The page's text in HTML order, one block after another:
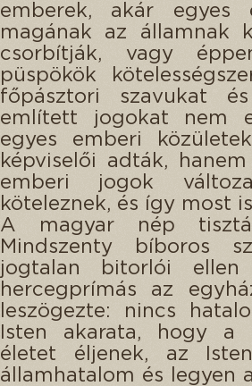
emberek, akár egyes
magának az államnak
csorbítják, vagy
püspökök
főpásztori szavukat
említett jogokat nem
egyes emberi
képviselői adták,
emberi jogok
köteleznek, és így most
A magyar nép
Mindszenty bíboros
jogtalan bitorlói
hercegprímás az
leszögezte: nincs
Isten akarata, hogy a
életet éljenek, az
államhatalom és legyen